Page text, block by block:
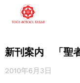
新刊案内 「聖
2010年6月3日